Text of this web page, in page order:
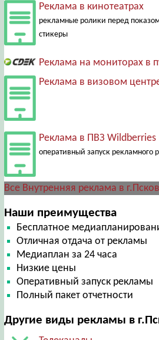
Реклама в кинотеатрах
рекламные ролики перед
стикеры
Реклама на мониторах в
Реклама в визовом
Реклама в ПВЗ Wildberries
оперативный запуск рекламного
Все Внутренняя реклама в г.Псков
Наши преимущества
Бесплатное
Отличная отдача от рекламы
Медиаплан за 24 часа
Низкие цены
Оперативный запуск рекламы
Полный пакет отчетности
Другие виды рекламы в